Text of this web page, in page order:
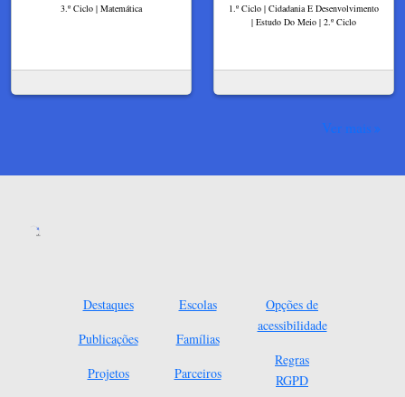
3.º Ciclo | Matemática
1.º Ciclo | Cidadania E Desenvolvimento
| Estudo Do Meio | 2.º Ciclo
Ver mais
Destaques
Publicações
Projetos
Escolas
Famílias
Parceiros
Opções de
acessibilidade
Regras
RGPD